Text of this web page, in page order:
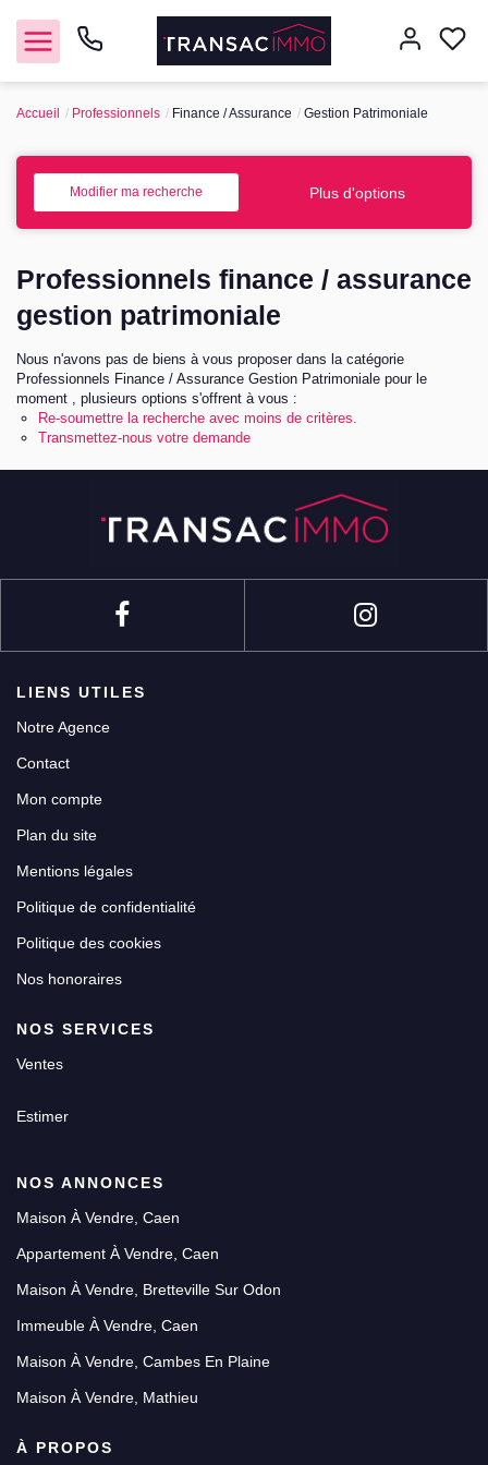
Vendre
Notre agence
Nos honoraires
Accueil Professionnels Finance / Assurance Gestion Patrimoniale
Modifier ma recherche Plus d'options
Professionnels finance / assurance
gestion patrimoniale
Nous n'avons pas de biens à vous proposer dans la catégorie
Professionnels Finance / Assurance Gestion Patrimoniale pour le
moment , plusieurs options s'offrent à vous :
Re-soumettre la recherche avec moins de critères.
Transmettez-nous votre demande
LIENS UTILES
Notre Agence
Contact
Mon compte
Plan du site
Mentions légales
Politique de confidentialité
Politique des cookies
Nos honoraires
NOS SERVICES
Ventes
Estimer
NOS ANNONCES
Maison À Vendre, Caen
Appartement À Vendre, Caen
Maison À Vendre, Bretteville Sur Odon
Immeuble À Vendre, Caen
Maison À Vendre, Cambes En Plaine
Maison À Vendre, Mathieu
À PROPOS